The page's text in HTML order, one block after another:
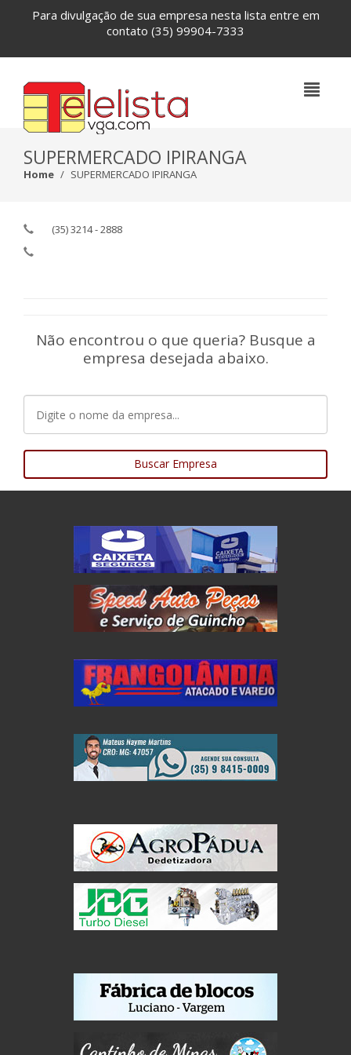
Para divulgação de sua empresa nesta lista entre em
contato (35) 99904-7333
SUPERMERCADO IPIRANGA
Home SUPERMERCADO IPIRANGA
(35) 3214 - 2888
Não encontrou o que queria? Busque a
empresa desejada abaixo.
Buscar Empresa